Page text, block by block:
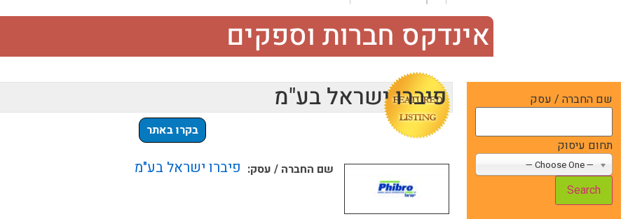
אינדקס חברות וספקים
שם החברה / עסק
תחום עיסוק
— Choose One —
פיברו ישראל בע"מ
בקרו באתר
שם החברה / עסק: פיברו ישראל בע"מ